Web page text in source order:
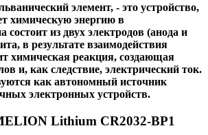
элемент, - это устройство,
химическую энергию в
состоит из двух электродов (анода и
в результате взаимодействия
химическая реакция, создающая
и, как следствие, электрический ток.
как автономный источник
электронных устройств.
Lithium CR2032-BP1